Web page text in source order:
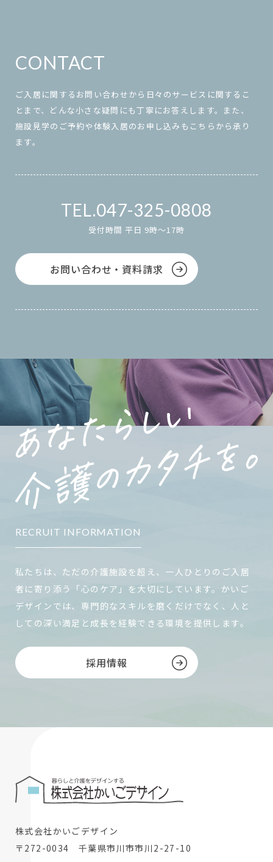
CONTACT
ご入居に関するお問い合わせから日々のサービスに関するこ
とまで、どんな小さな疑問にも丁寧にお答えします。また、
施設見学のご予約や体験入居のお申し込みもこちらから承り
ます。
047-325-0808
受付時間 平日 9時～17時
お問い合わせ・資料請求
RECRUIT INFORMATION
私たちは、ただの介護施設を超え、一人ひとりのご入居
者に寄り添う「心のケア」を大切にしています。かいご
デザインでは、専門的なスキルを磨くだけでなく、人と
しての深い満足と成長を経験できる環境を提供します。
採用情報
株式会社かいごデザイン
〒272-0034 千葉県市川市市川2-27-10